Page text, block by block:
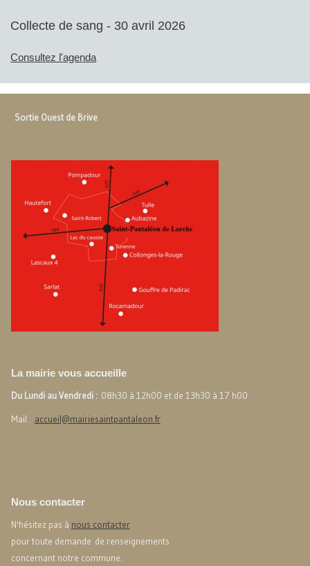
Collecte de sang - 30 avril 2026
Consultez l'agenda
Sortie Ouest de Brive
La mairie vous accueille
Du Lundi au Vendredi : 08h30 à 12h00 et de 13h30 à 17 h00
Mail : accueil@mairiesaintpantaleon.fr
Nous contacter
N'hésitez pas à nous contacter
pour toute demande de renseignements
concernant notre commune.